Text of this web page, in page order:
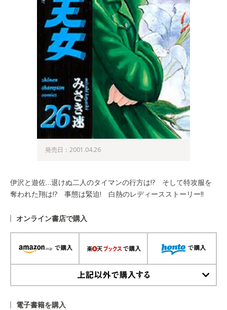
発売日：2001.04.26
伊沢と遊佐…退けぬ二人のタイマンの行方は!? そして特攻服を
奪われた翔は!? 事態は緊迫! 白熱のレディースストーリー!!
オンライン書店で購入
電子書籍を購入